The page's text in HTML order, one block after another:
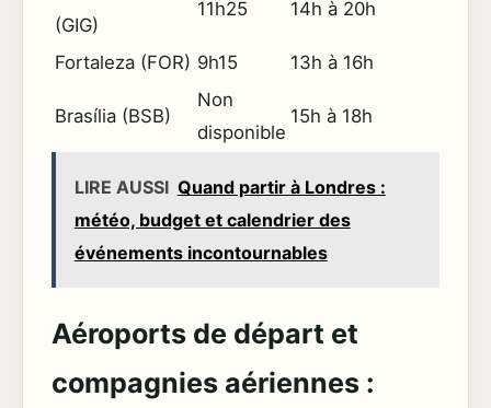
(GIG)
11h25 14h à 20h
Fortaleza (FOR) 9h15 13h à 16h
Brasília (BSB)
Non
disponible
15h à 18h
LIRE AUSSI Quand partir à Londres :
météo, budget et calendrier des
événements incontournables
Aéroports de départ et
compagnies aériennes :